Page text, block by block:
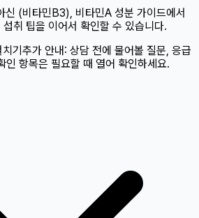
신 (비타민B3), 비타민A 성분 가이드에서
취 팁을 이어서 확인할 수 있습니다.
기추가 안내: 상담 전에 물어볼 질문, 응급
인 항목은 필요할 때 열어 확인하세요.